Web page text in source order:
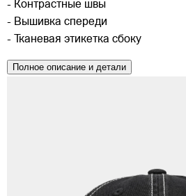
- Контрастные швы
- Вышивка спереди
- Тканевая этикетка сбоку
Полное описание и детали